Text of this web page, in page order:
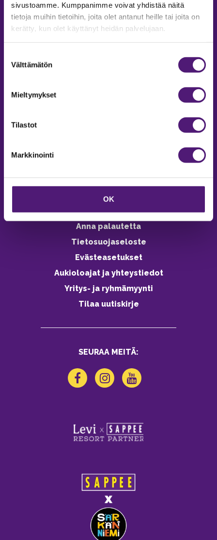
sivustoamme. Kumppanimme voivat yhdistää näitä
tietoja muihin tietoihin, joita olet antanut heille tai joita on
kerätty, kun olet käyttänyt heidän palvelujaan.
valinta
Välttämätön
Mieltymykset
Tilastot
Markkinointi
OK
MAJOITUS
Tiedustelut & Varaukset
Vastuullisuus
Ympäristöohjelma
Avoimet työpaikat
Anna palautetta
Tietosuojaseloste
Evästeasetukset
Aukioloajat ja yhteystiedot
Yritys- ja ryhmämyynti
Tilaa uutiskirje
SEURAA MEITÄ: